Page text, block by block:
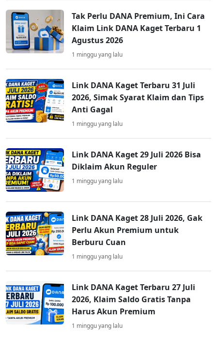
Tak Perlu DANA Premium, Ini Cara
Klaim Link DANA Kaget Terbaru 1
Agustus 2026
1 minggu yang lalu
Link DANA Kaget Terbaru 31 Juli
2026, Simak Syarat Klaim dan Tips
Anti Gagal
1 minggu yang lalu
Link DANA Kaget 29 Juli 2026 Bisa
Diklaim Akun Reguler
1 minggu yang lalu
Link DANA Kaget 28 Juli 2026, Gak
Perlu Akun Premium untuk
Berburu Cuan
1 minggu yang lalu
Link DANA Kaget Terbaru 27 Juli
2026, Klaim Saldo Gratis Tanpa
Harus Akun Premium
1 minggu yang lalu